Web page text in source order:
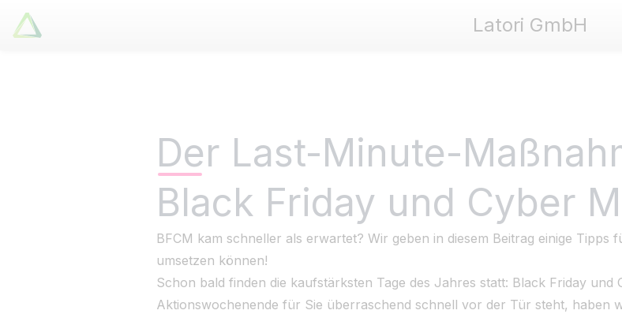
Latori GmbH Latori GmbH
Latori GmbH
Der Last-Minute-
Black Friday und Cyber
BFCM kam schneller als erwartet? Wir geben in diesem Beitrag einige
umsetzen können!
Schon bald finden die kaufstärksten Tage des Jahres statt: Black Friday und
Aktionswochenende für Sie überraschend schnell vor der Tür steht, haben